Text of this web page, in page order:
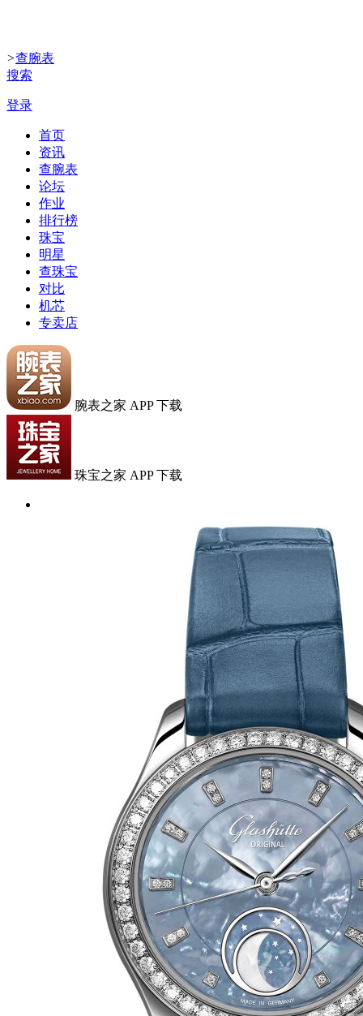
>查腕表
搜索
登录
首页
资讯
查腕表
论坛
作业
排行榜
珠宝
明星
查珠宝
对比
机芯
专卖店
腕表之家 APP 下载
珠宝之家 APP 下载